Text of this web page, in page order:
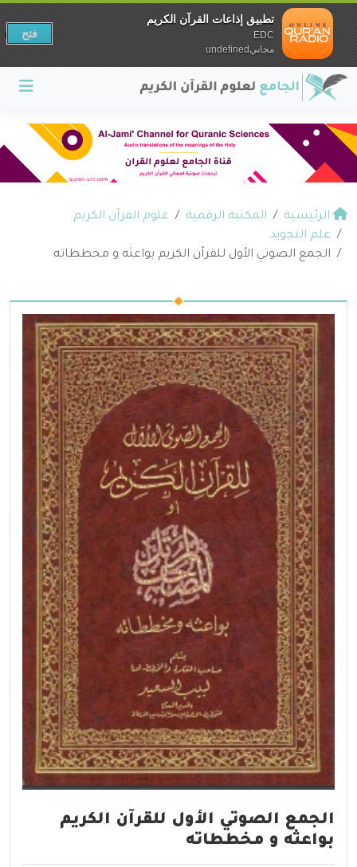
الرئيسية المكتبة الرقمية
علوم القرآن الكريم
علم التجويد
الجمع الصوتي الأول للقرآن الكريم بواعثه و مخططاته
الجمع الصوتي الأول للقرآن الكريم
بواعثه و مخططاته
تطبيق إذاعات القرآن الكريم
EDC
مجانيundefined
فتح